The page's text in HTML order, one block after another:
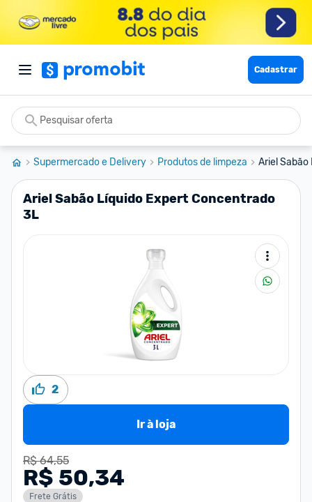
Cadastrar
Supermercado e Delivery Produtos de limpeza Ariel
Ariel Sabão Líquido Expert Concentrado
3L
2
Ir à loja
R$ 64,55
R$ 50,34
Frete Grátis